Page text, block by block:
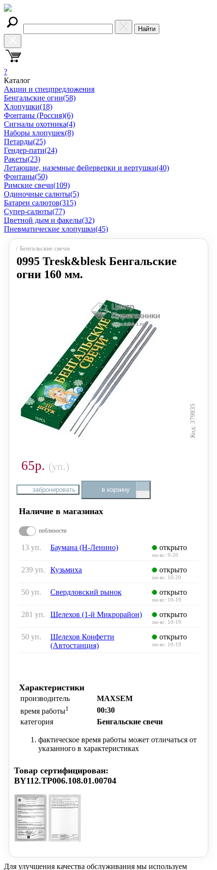
Найти
?
Каталог
Акции и спецпредложения
Бенгальские огни(58)
Хлопушки(18)
Фонтаны (Россия)(6)
Сигналы охотника(4)
Наборы хлопушек(8)
Петарды(25)
Гендер-пати(24)
Ракеты(23)
Летающие, наземные фейерверки и вертушки(40)
Фонтаны(50)
Римские свечи(109)
Одиночные салюты(5)
Батареи салютов(315)
Супер-салюты(77)
Цветной дым и факелы(32)
Пневматические хлопушки(45)
Бенгальские свечи
0995 Tresk&blesk Бенгальские
огни 160 мм.
379835
65р. (уп.)
забронировать в корзину
Наличие в магазинах
поблизости
13 уп. Баумана (Н-Ленино) открыто
пн-вс: 9-20
239 уп. Кузьмиха открыто
пн-вс: 10-20
50 уп. Свердловский рынок открыто
пн-вс: 10-19
281 уп. Шелехов (1-й Микрорайон) открыто
пн-вс: 10-19
50 уп.
Шелехов Конфетти
(Автостанция)
открыто
пн-вс: 10-19
Характеристики
производитель
MAXSEM
время работы1
00:30
категория
Бенгальские свечи
фактическое время работы может отличаться от
указанного в характеристиках
Товар сертифицирован:
BY112.TP006.108.01.00704
Для улучшения качества обслуживания мы используем